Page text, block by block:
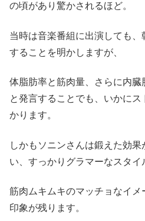
の頃があり驚かされるほど。
当時は音楽番組に出演しても
することを明かしますが、
体脂肪率と筋肉量、さらに内
と発言することでも、いかに
かります。
しかもソニンさんは鍛えた効
い、すっかりグラマーなスタイ
筋肉ムキムキのマッチョなイ
印象が残ります。